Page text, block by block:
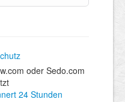
oder Sedo.com